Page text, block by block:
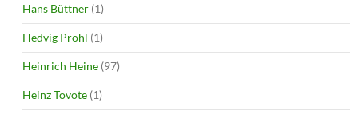
Hans Büttner (1)
Hedvig Prohl (1)
Heinrich Heine (97)
Heinz Tovote (1)